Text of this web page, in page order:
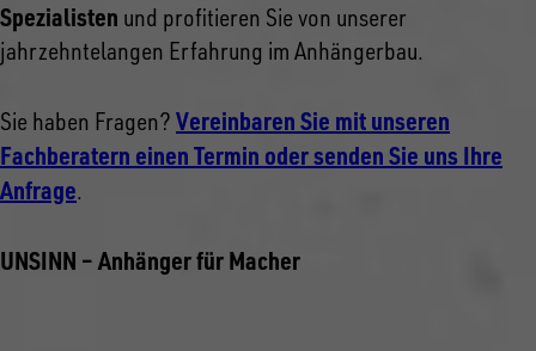
Spezialisten und profitieren Sie von unserer
jahrzehntelangen Erfahrung im Anhängerbau.
Sie haben Fragen? Vereinbaren Sie mit unseren
Fachberatern einen Termin oder senden Sie uns Ihre
Anfrage.
UNSINN – Anhänger für Macher